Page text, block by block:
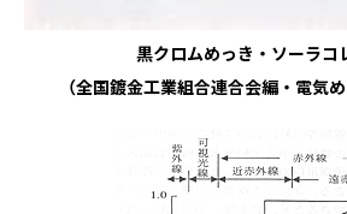
黒クロムめっき・ソーラコ
（全国鍍金工業組合連合会編・電気